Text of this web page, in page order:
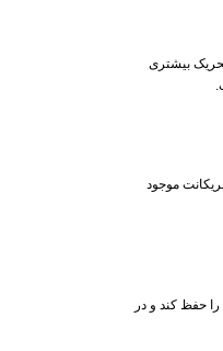
بیشتری
موجود
حفظ کند و در